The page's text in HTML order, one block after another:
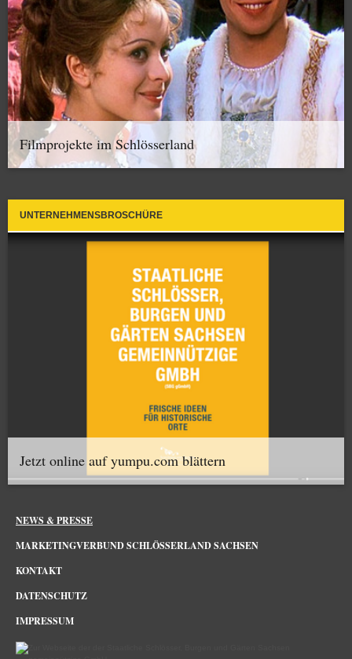
Filmprojekte im Schlösserland
UNTERNEHMENSBROSCHÜRE
Jetzt online auf yumpu.com blättern
NEWS & PRESSE
MARKETINGVERBUND SCHLÖSSERLAND SACHSEN
KONTAKT
DATENSCHUTZ
IMPRESSUM